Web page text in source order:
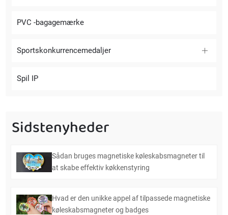
PVC -bagagemærke
Sportskonkurrencemedaljer
Spil IP
Sidstenyheder
Sådan bruges magnetiske køleskabsmagneter til
at skabe effektiv køkkenstyring
Hvad er den unikke appel af tilpassede magnetiske
køleskabsmagneter og badges